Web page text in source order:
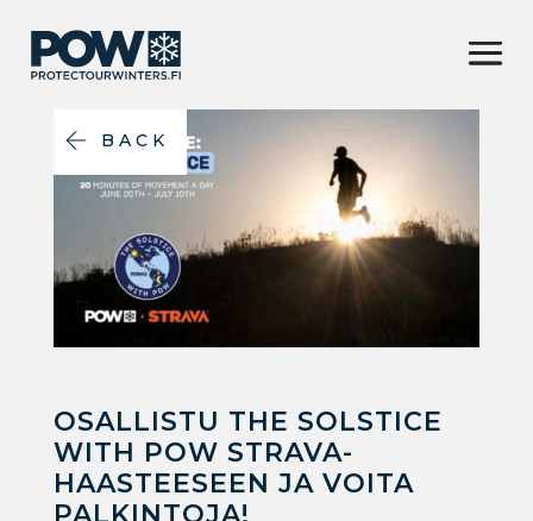
BACK
OSALLISTU THE SOLSTICE
WITH POW STRAVA-
HAASTEESEEN JA VOITA
PALKINTOJA!